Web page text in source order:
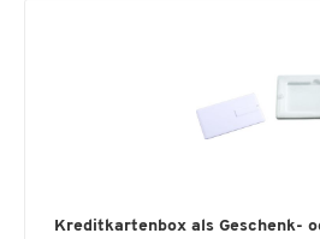
Kreditkartenbox als Geschenk-